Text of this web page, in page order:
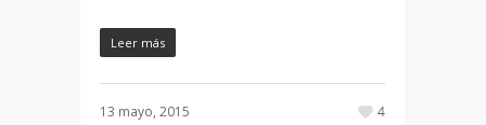
Leer más
13 mayo, 2015 4